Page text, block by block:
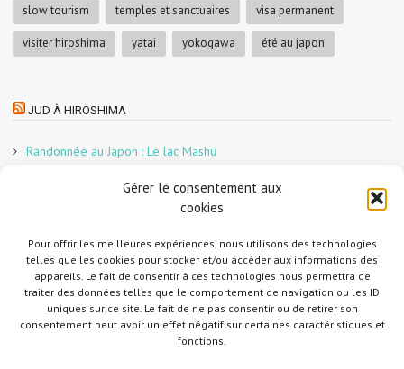
Gérer le consentement aux
cookies
Pour offrir les meilleures expériences, nous utilisons des technologies
telles que les cookies pour stocker et/ou accéder aux informations des
appareils. Le fait de consentir à ces technologies nous permettra de
traiter des données telles que le comportement de navigation ou les ID
uniques sur ce site. Le fait de ne pas consentir ou de retirer son
consentement peut avoir un effet négatif sur certaines caractéristiques et
fonctions.
slow tourism temples et sanctuaires visa permanent
visiter hiroshima yatai yokogawa été au japon
JUD À HIROSHIMA
Randonnée au Japon : Le lac Mashū
Un café et des cabanes dans la forêt
Slow Tourism à Tomo-no-Ura
Slow tourism à Onomichi
Randonnée au Japon : Le Mont Daisen
Randonnée au Japon : Le Mont Misen